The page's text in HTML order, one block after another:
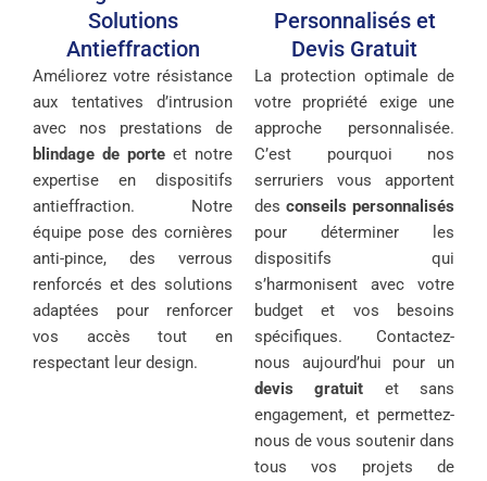
Solutions
Antieffraction
Améliorez votre résistance
aux tentatives d’intrusion
avec nos prestations de
blindage de porte et notre
expertise en dispositifs
antieffraction. Notre
équipe pose des cornières
anti-pince, des verrous
renforcés et des solutions
adaptées pour renforcer
vos accès tout en
respectant leur design.
Personnalisés et
Devis Gratuit
La protection optimale de
votre propriété exige une
approche personnalisée.
C’est pourquoi nos
serruriers vous apportent
des conseils personnalisés
pour déterminer les
dispositifs qui
s’harmonisent avec votre
budget et vos besoins
spécifiques. Contactez-
nous aujourd’hui pour un
devis gratuit et sans
engagement, et permettez-
nous de vous soutenir dans
tous vos projets de